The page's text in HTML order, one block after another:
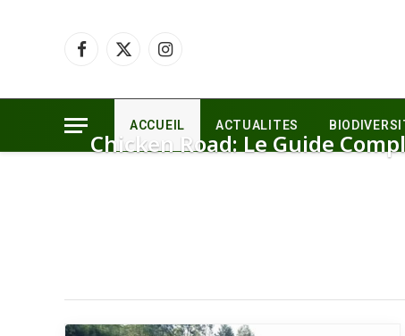
Facebook
X
Instagram
ACCUEIL ACTUALITES
Chicken Road: Le Guide